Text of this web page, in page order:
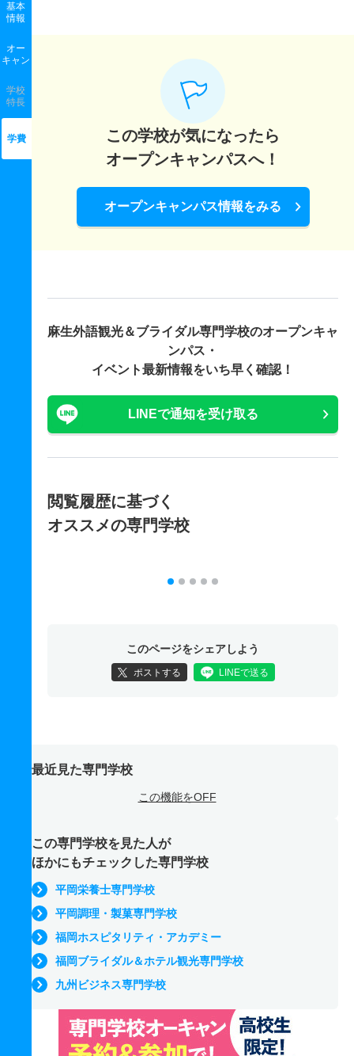
基本
情報
オー
キャン
学校
特長
学費
この学校が気になったら
オープンキャンパスへ！
オープンキャンパス情報をみる
麻生外語観光＆ブライダル専門学校のオープンキャ
ンパス・
イベント最新情報をいち早く確認！
LINEで通知を受け取る
閲覧履歴に基づく
オススメの専門学校
このページをシェアしよう
ポストする LINEで送る
最近見た専門学校
この機能をOFF
この専門学校を見た人が
ほかにもチェックした専門学校
平岡栄養士専門学校
平岡調理・製菓専門学校
福岡ホスピタリティ・アカデミー
福岡ブライダル＆ホテル観光専門学校
九州ビジネス専門学校